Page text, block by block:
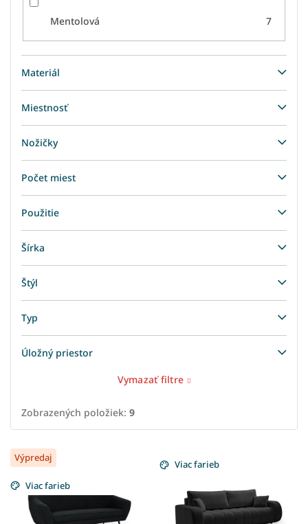
Mentolová 7
Materiál
Miestnosť
Nožičky
Počet miest
Použitie
Šírka
Štýl
Typ
Úložný priestor
Vymazať filtre
Zobrazených položiek: 9
V
ý
p
i
Výpredaj
Viac farieb
Viac farieb